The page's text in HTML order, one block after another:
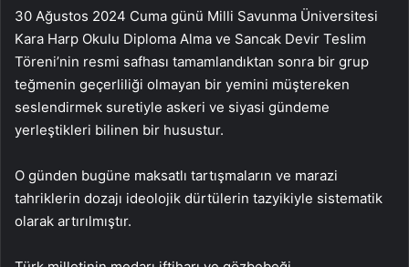
30 Ağustos 2024 Cuma günü Milli Savunma Üniversitesi
Kara Harp Okulu Diploma Alma ve Sancak Devir Teslim
Töreni’nin resmi safhası tamamlandıktan sonra bir grup
teğmenin geçerliliği olmayan bir yemini müştereken
seslendirmek suretiyle askeri ve siyasi gündeme
yerleştikleri bilinen bir husustur.
O günden bugüne maksatlı tartışmaların ve marazi
tahriklerin dozajı ideolojik dürtülerin tazyikiyle sistematik
olarak artırılmıştır.